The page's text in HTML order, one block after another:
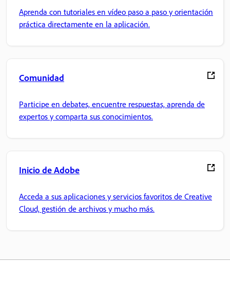
Aprenda con tutoriales en vídeo paso a paso y orientación
práctica directamente en la aplicación.
Comunidad
Participe en debates, encuentre respuestas, aprenda de
expertos y comparta sus conocimientos.
Inicio de Adobe
Acceda a sus aplicaciones y servicios favoritos de Creative
Cloud, gestión de archivos y mucho más.